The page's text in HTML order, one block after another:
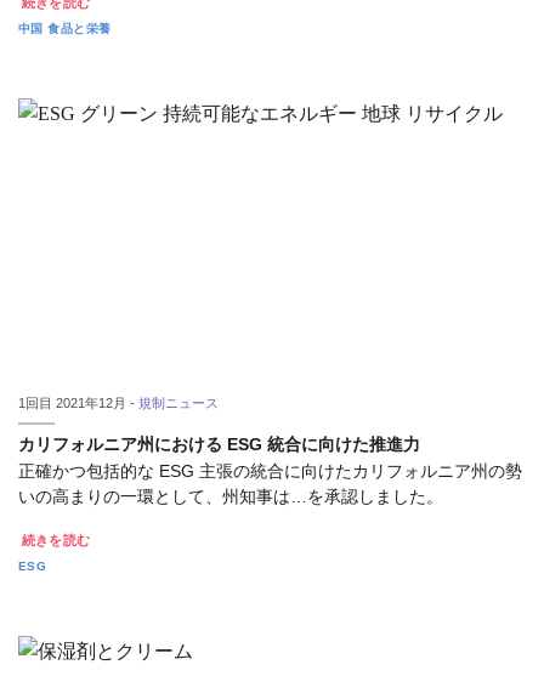
中国 食品と栄養
1回目 2021年12月 - 規制ニュース
カリフォルニア州における ESG 統合に向けた推進力
正確かつ包括的な ESG 主張の統合に向けたカリフォルニア州の勢
いの高まりの一環として、州知事は…を承認しました。
続きを読む
ESG